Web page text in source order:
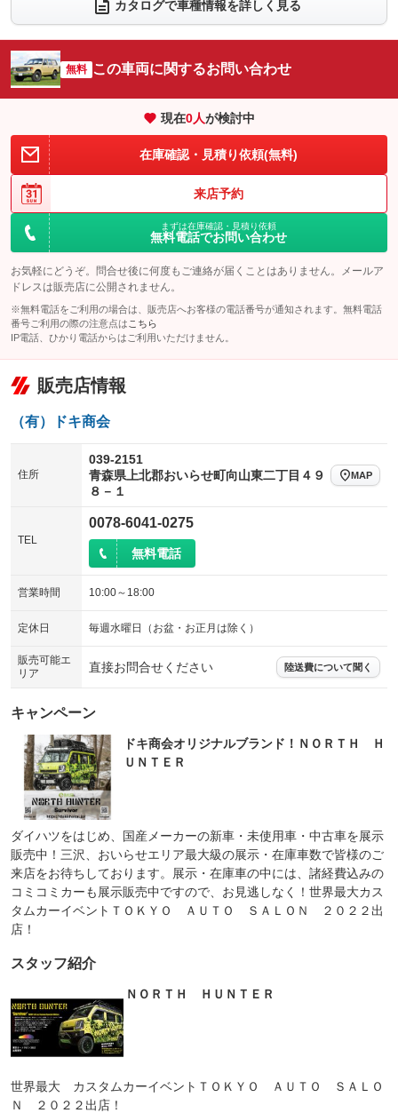
：装備なし
：装備なし ：装備なし
サイドカメラ
：装備なし ルーフレール
：装備なし
：装備なし
：装備なし
カタログで車種情報を詳しく見る
無料 この車両に関するお問い合わせ
現在0人が検討中
在庫確認・見積り依頼(無料)
来店予約
まずは在庫確認・見積り依頼
無料電話でお問い合わせ
お気軽にどうぞ。問合せ後に何度もご連絡が届くことはありません。メールア
ドレスは販売店に公開されません。
※無料電話をご利用の場合は、販売店へお客様の電話番号が通知されます。無料電話
番号ご利用の際の注意点は こちら
IP電話、ひかり電話からはご利用いただけません。
販売店情報
（有）ドキ商会
住所
039-2151
青森県上北郡おいらせ町向山東二丁目４９
８－１
MAP
TEL
0078-6041-0275
無料電話
営業時間 10:00～18:00
定休日 毎週水曜日（お盆・お正月は除く）
販売可能エ
リア
直接お問合せください 陸送費について聞く
キャンペーン
ドキ商会オリジナルブランド！ＮＯＲＴＨ Ｈ
ＵＮＴＥＲ
ダイハツをはじめ、国産メーカーの新車・未使用車・中古車を展示
販売中！三沢、おいらせエリア最大級の展示・在庫車数で皆様のご
来店をお待ちしております。展示・在庫車の中には、諸経費込みの
コミコミカーも展示販売中ですので、お見逃しなく！世界最大カス
タムカーイベントＴＯＫＹＯ ＡＵＴＯ ＳＡＬＯＮ ２０２２出
店！
スタッフ紹介
ＮＯＲＴＨ ＨＵＮＴＥＲ
世界最大 カスタムカーイベントＴＯＫＹＯ ＡＵＴＯ ＳＡＬＯ
Ｎ ２０２２出店！